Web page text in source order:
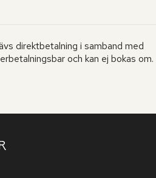
direktbetalning i samband med
och kan ej bokas om.